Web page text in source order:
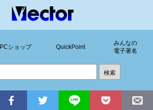
PCショップ QuickPoint
みんなの
電子署名